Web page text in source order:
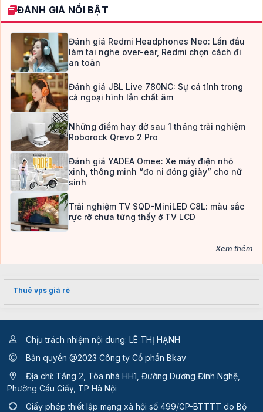
ĐÁNH GIÁ NỔI BẬT
Đánh giá Redmi Headphones Neo: Lần đầu
làm tai nghe over-ear, Redmi chọn cách đi
an toàn
Đánh giá JBL Live 780NC: Sự cá tính trong
cả ngoại hình lẫn chất âm
Những điểm hay dở sau 1 tháng trải nghiệm
Roborock Qrevo 2 Pro
Đánh giá YADEA Omee: Xe máy điện nhỏ
xinh, thông minh “đo ni đóng giày” cho nữ
sinh
Trải nghiệm TV SQD-MiniLED C8L: màu sắc
rực rỡ chưa từng thấy ở TV LCD
Xem thêm
Thuê vps giá rẻ
Chịu trách nhiệm nội dung: LÊ THỊ HẠNH
Bản quyền @2023 Công ty Cổ phần Bkav
Địa chỉ: Tầng 2, Tòa nhà HH1, Đường Dương Đình Nghệ,
Phường Cầu Giấy, TP Hà Nội
Giấy phép thiết lập mạng xã hội số 499/GP-BTTTT do Bộ